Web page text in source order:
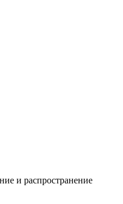
и распространение